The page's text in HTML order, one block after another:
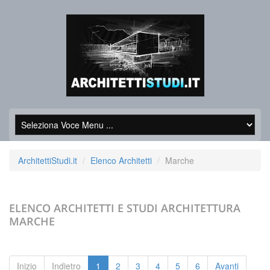
ArchitettiStudi.it Elenco Architetti Marche
ELENCO ARCHITETTI E STUDI ARCHITETTURA
MARCHE
Inizio Indietro 1 2 3 4 5 6 Avanti